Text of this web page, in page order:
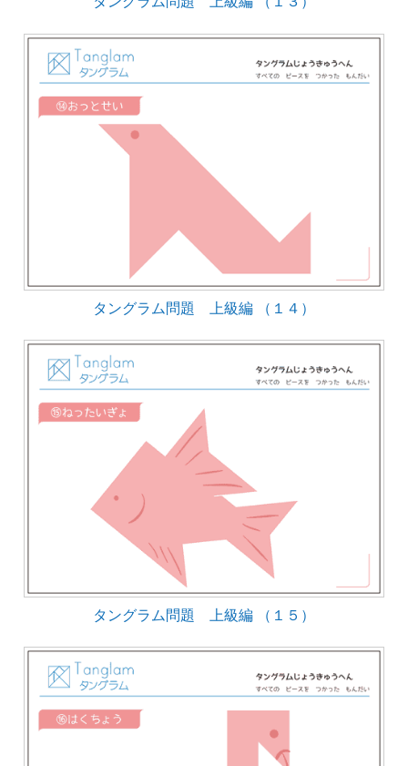
タングラム問題 上級編 （１４）
タングラム問題 上級編 （１５）